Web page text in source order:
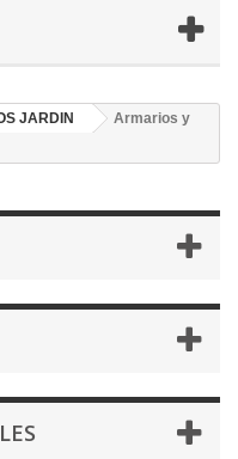
JARDIN
Armarios y